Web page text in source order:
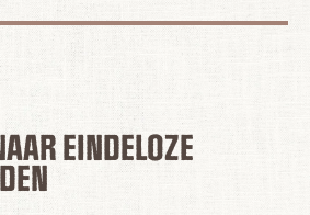
EINDELOZE